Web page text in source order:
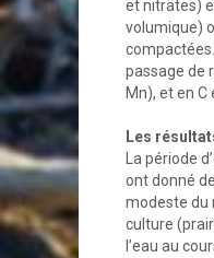
et nitrates)
volumique)
passage de
Mn), et en
Les
La période
ont donné
modeste du
culture
l’eau au